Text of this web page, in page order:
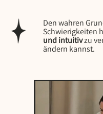
Den wahren
Schwierigkeiten
und intuitivzu
ändern kannst.